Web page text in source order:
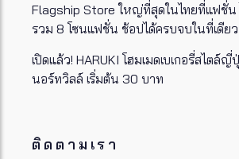
Flagship Store ใหญ่ที่สุดในไทยที่แฟชั่น
รวม 8 โซนแฟชั่น ช้อปได้ครบจบในที่เดียว
เปิดแล้ว! HARUKI โฮมเมดเบเกอรี่สไตล์
นอร์ทวิลล์ เริ่มต้น 30 บาท
ติดตามเรา